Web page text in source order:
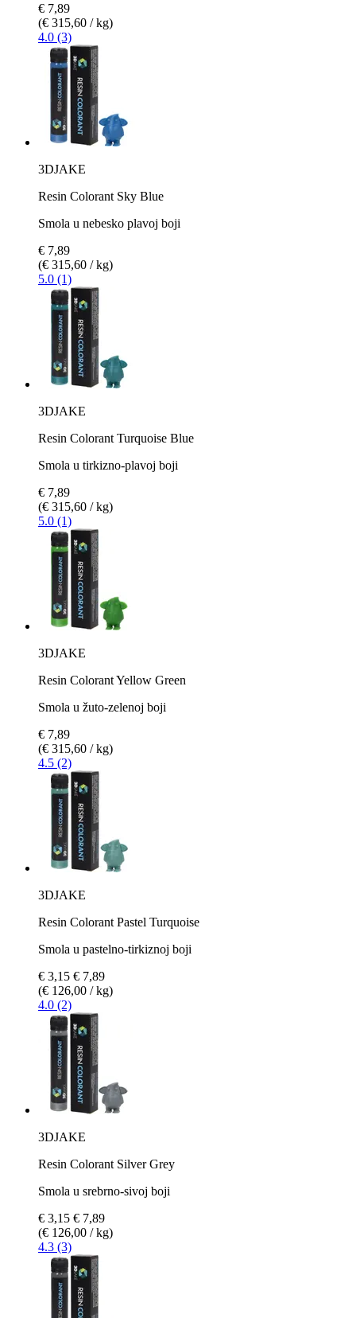
€ 7,89
(€ 315,60 / kg)
4.0 (3)
3DJAKE
Resin Colorant Sky Blue
Smola u nebesko plavoj boji
€ 7,89
(€ 315,60 / kg)
5.0 (1)
3DJAKE
Resin Colorant Turquoise Blue
Smola u tirkizno-plavoj boji
€ 7,89
(€ 315,60 / kg)
5.0 (1)
3DJAKE
Resin Colorant Yellow Green
Smola u žuto-zelenoj boji
€ 7,89
(€ 315,60 / kg)
4.5 (2)
3DJAKE
Resin Colorant Pastel Turquoise
Smola u pastelno-tirkiznoj boji
€ 3,15 € 7,89
(€ 126,00 / kg)
4.0 (2)
3DJAKE
Resin Colorant Silver Grey
Smola u srebrno-sivoj boji
€ 3,15 € 7,89
(€ 126,00 / kg)
4.3 (3)